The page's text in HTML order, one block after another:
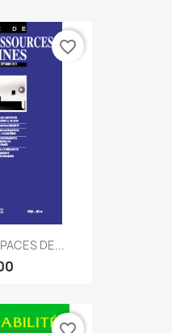
DE...
favorite_border